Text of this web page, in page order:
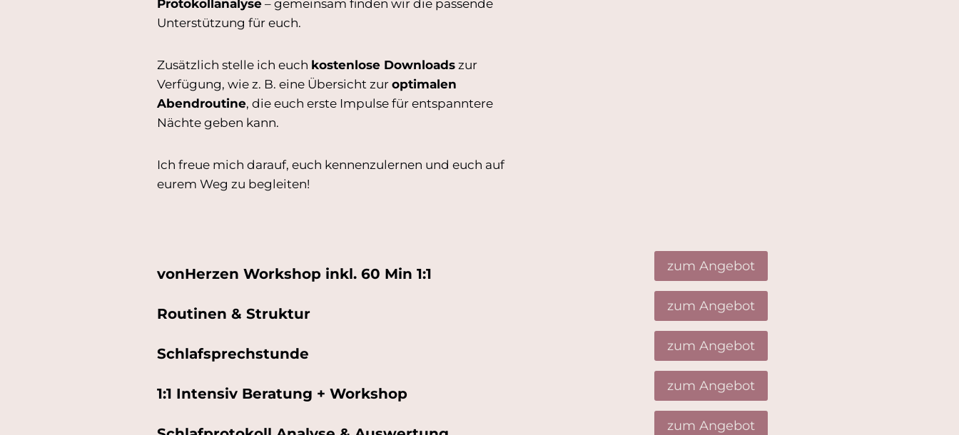
Protokollanalyse– gemeinsam finden wir die passende
Unterstützung für euch.
Zusätzlich stelle ich euch kostenlose Downloadszur
Verfügung, wie z. B. eine Übersicht zur optimalen
Abendroutine, die euch erste Impulse für entspanntere
Nächte geben kann.
Ich freue mich darauf, euch kennenzulernen und euch auf
eurem Weg zu begleiten!
vonHerzen Workshop inkl. 60 Min 1:1 zum Angebot
Routinen & Struktur zum Angebot
Schlafsprechstunde zum Angebot
1:1 Intensiv Beratung + Workshop zum Angebot
zum Angebot